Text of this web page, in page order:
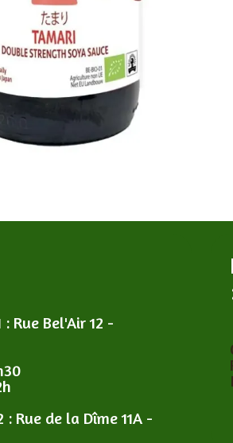
: Rue Bel'Air 12 -
: Rue de la Dîme 11A -